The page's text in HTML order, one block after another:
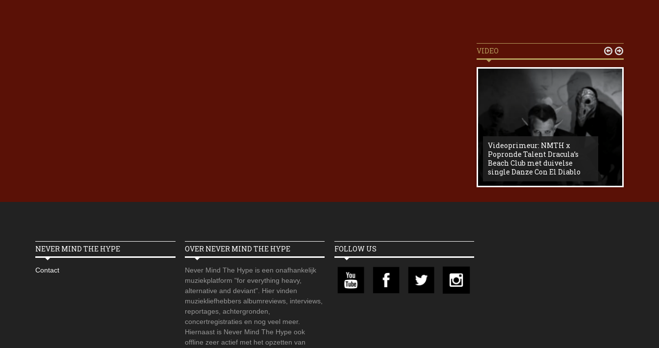
VIDEO
Videoprimeur: NMTH x
Popronde Talent Dracula’s
Beach Club met duivelse
single Danze Con El Diablo
 
NEVER MIND THE HYPE
Contact
OVER NEVER MIND THE HYPE
Never Mind The Hype is een onafhankelijk
muziekplatform "for everything heavy,
alternative and deviant". Hier vinden
muziekliefhebbers albumreviews, interviews,
reportages, achtergronden,
concertregistraties en nog veel meer.
Hiernaast is Never Mind The Hype ook
offline zeer actief met het opzetten van
FOLLOW US